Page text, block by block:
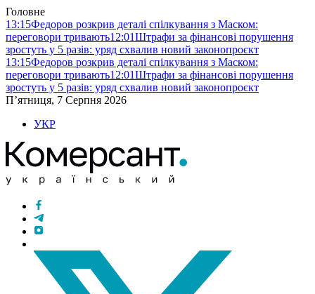
Головне
13:15Федоров розкрив деталі спілкування з Маском:
переговори тривають12:01Штрафи за фінансові порушення
зростуть у 5 разів: уряд схвалив новий законопроєкт
13:15Федоров розкрив деталі спілкування з Маском:
переговори тривають12:01Штрафи за фінансові порушення
зростуть у 5 разів: уряд схвалив новий законопроєкт
П’ятниця, 7 Серпня 2026
УКР